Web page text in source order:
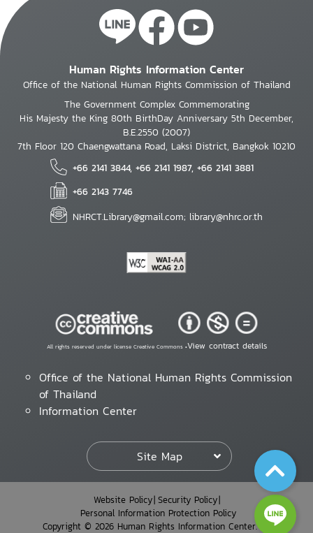
Human Rights Information Center
Office of the National Human Rights Commission of Thailand
The Government Complex Commemorating
His Majesty the King 80th BirthDay Anniversary 5th December,
B.E.2550 (2007)
7th Floor 120 Chaengwattana Road, Laksi District, Bangkok 10210
+66 2141 3844, +66 2141 1987, +66 2141 3881
+66 2143 7746
NHRCT.Library@gmail.com; library@nhrc.or.th
All rights reserved under license Creative Commons •View contract details
Office of the National Human Rights Commission
of Thailand
Information Center
Site Map
Website Policy Security Policy
Personal Information Protection Policy
Copyright © 2026 Human Rights Information Center. All